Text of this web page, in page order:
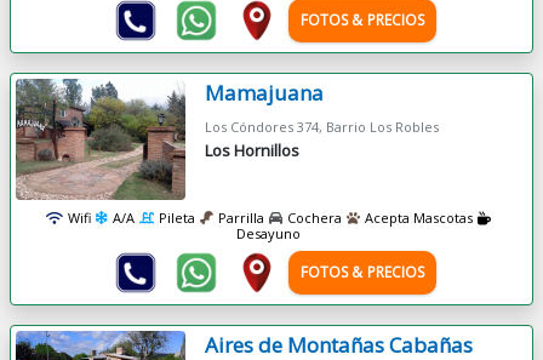
FOTOS & PRECIOS
Mamajuana
Los Cóndores 374, Barrio Los Robles
Los Hornillos
Wifi A/A Pileta Parrilla Cochera
Acepta Mascotas
Desayuno
FOTOS & PRECIOS
Aires de Montañas Cabañas